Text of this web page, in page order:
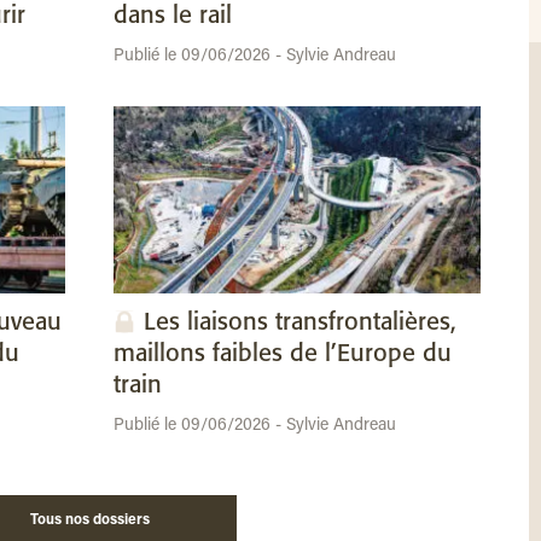
dans le rail
Publié le 09/06/2026 - Sylvie Andreau
Les liaisons transfrontalières,
maillons faibles de l’Europe du
train
Publié le 09/06/2026 - Sylvie Andreau
Tous nos dossiers